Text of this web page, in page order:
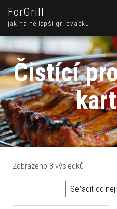
ForGrill
jak na nejlepší grilovačku
Čistící
Zobrazeno 8 výsledků